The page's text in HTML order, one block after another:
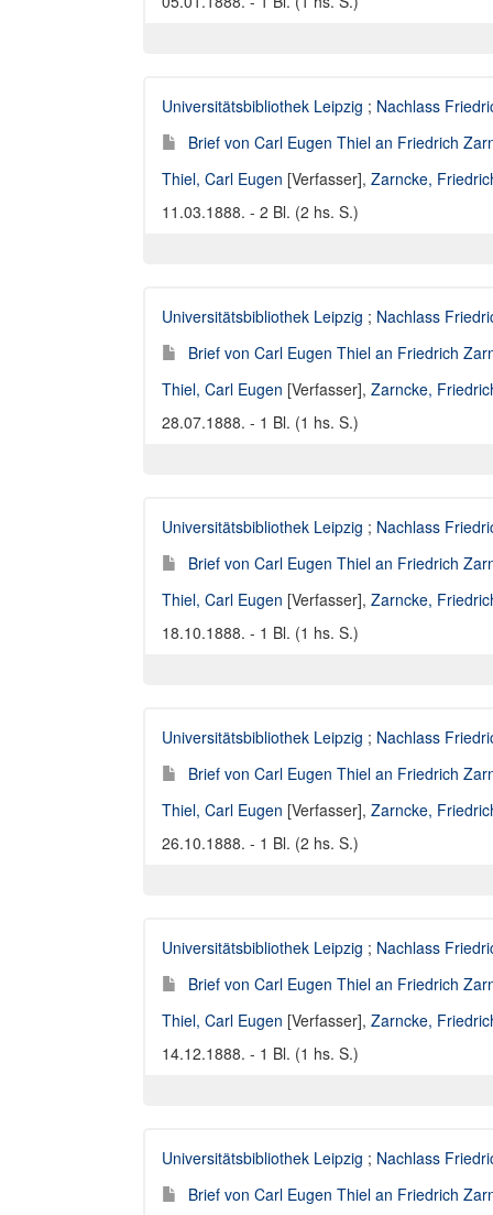
Universitätsbibliothek Leipzig ; Nachlass
Brief von Carl Eugen Thiel an Friedrich
Thiel, Carl Eugen [Verfasser], Zarncke,
11.03.1888. - 2 Bl. (2 hs. S.)
Universitätsbibliothek Leipzig ; Nachlass
Brief von Carl Eugen Thiel an Friedrich
Thiel, Carl Eugen [Verfasser], Zarncke,
28.07.1888. - 1 Bl. (1 hs. S.)
Universitätsbibliothek Leipzig ; Nachlass
Brief von Carl Eugen Thiel an Friedrich
Thiel, Carl Eugen [Verfasser], Zarncke,
18.10.1888. - 1 Bl. (1 hs. S.)
Universitätsbibliothek Leipzig ; Nachlass
Brief von Carl Eugen Thiel an Friedrich
Thiel, Carl Eugen [Verfasser], Zarncke,
26.10.1888. - 1 Bl. (2 hs. S.)
Universitätsbibliothek Leipzig ; Nachlass
Brief von Carl Eugen Thiel an Friedrich
Thiel, Carl Eugen [Verfasser], Zarncke,
14.12.1888. - 1 Bl. (1 hs. S.)
Universitätsbibliothek Leipzig ; Nachlass
Brief von Carl Eugen Thiel an Friedrich